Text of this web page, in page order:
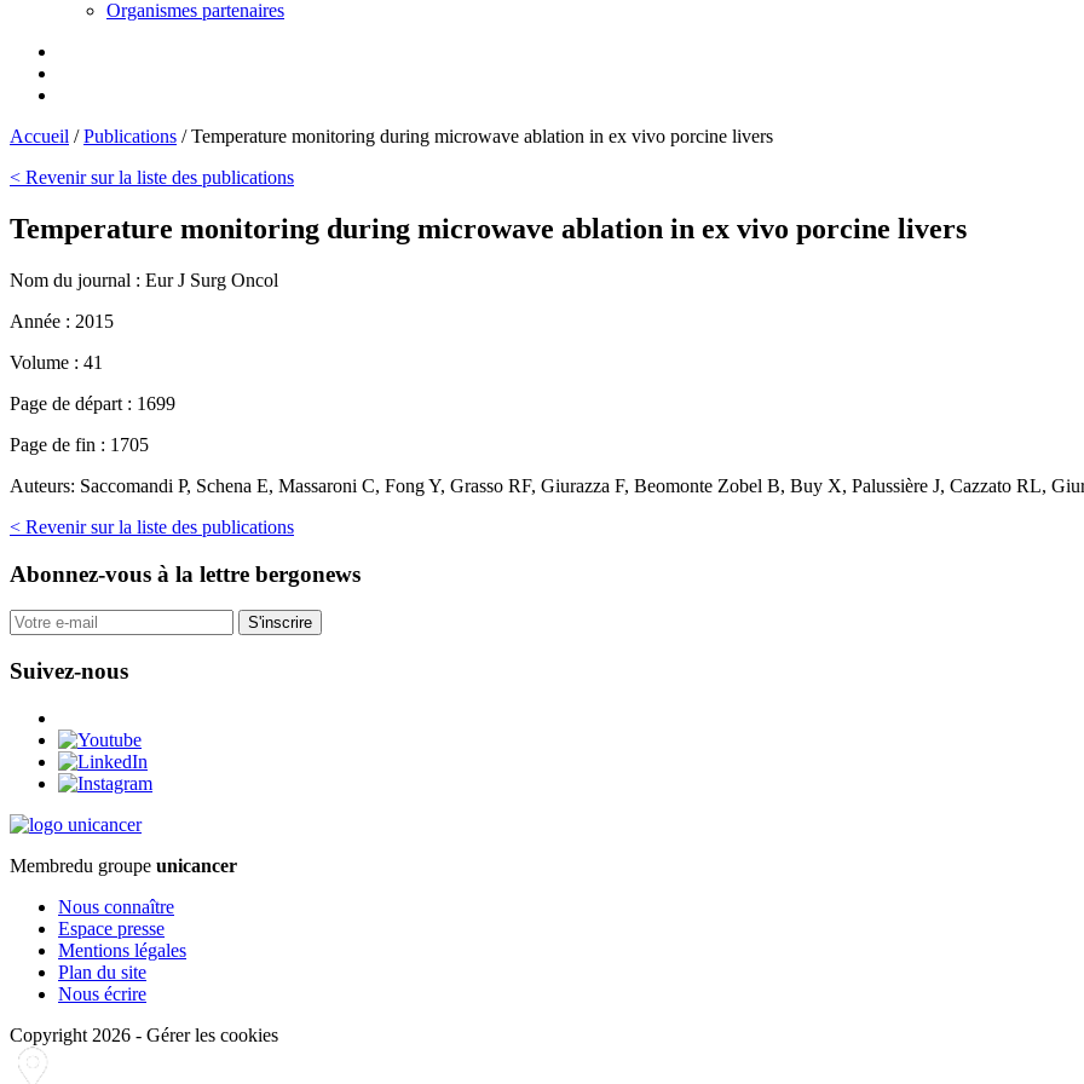
Organismes partenaires
Accueil /Publications /Temperature monitoring during microwave ablation in ex vivo porcine livers
< Revenir sur la liste des publications
Temperature monitoring during microwave ablation in ex vivo porcine livers
Nom du journal : Eur J Surg Oncol
Année : 2015
Volume : 41
Page de départ : 1699
Page de fin : 1705
Auteurs: Saccomandi P, Schena E, Massaroni C, Fong Y, Grasso RF, Giurazza F, Beomonte Zobel B, Buy X, Palussière J, Cazzato RL,
< Revenir sur la liste des publications
Abonnez-vous à la lettre bergonews
S'inscrire
Suivez-nous
Membredu groupe unicancer
Nous connaître
Espace presse
Mentions légales
Plan du site
Nous écrire
Copyright 2026 - Gérer les cookies